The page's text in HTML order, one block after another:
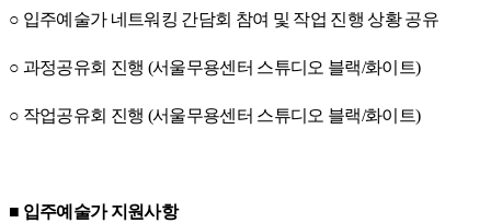
○ 입주예술가 네트워킹 간담회 참여 및 작업 진행 상황 공유
○ 과정공유회 진행 (서울무용센터 스튜디오 블랙/화이트)
○ 작업공유회 진행 (서울무용센터 스튜디오 블랙/화이트)
■ 입주예술가 지원사항